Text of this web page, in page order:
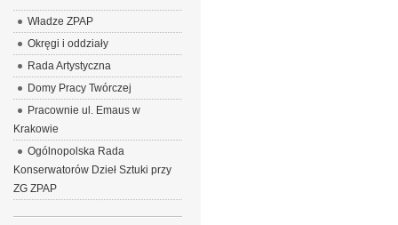
Władze ZPAP
Okręgi i oddziały
Rada Artystyczna
Domy Pracy Twórczej
Pracownie ul. Emaus w
Krakowie
Ogólnopolska Rada
Konserwatorów Dzieł Sztuki przy
ZG ZPAP